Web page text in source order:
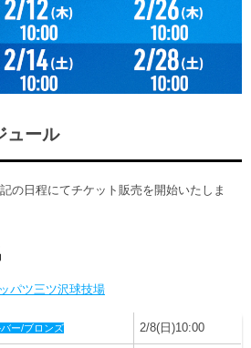
ズ
ュール
の日程にてチケット販売を開始いたしま
パツ三ツ沢球技場
ー/ブロンズ 2/8(日)10:00